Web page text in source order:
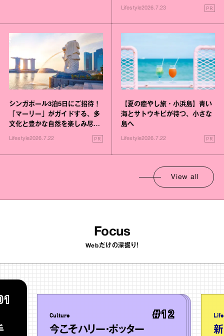
Lifestyle2026.7.23 PR
シンガポール3泊5日にご招待！
「マーリー」がガイドする、多
文化と豊かな自然を楽しみ尽く
Lifestyle2026.7.22 PR
【夏の癒やし旅・小浜島】青い
海とサトウキビが待つ、小さな
島へ
Lifestyle2026.7.22 PR
View all
Focus
Webだけの深掘り！
Culture #12
今こそハリー・ポッター